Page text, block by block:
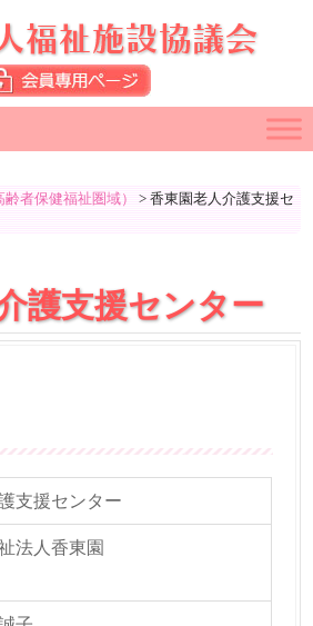
者保健福祉圏域） >香東園老人介護支援セ
護支援センター
支援センター
法人香東園